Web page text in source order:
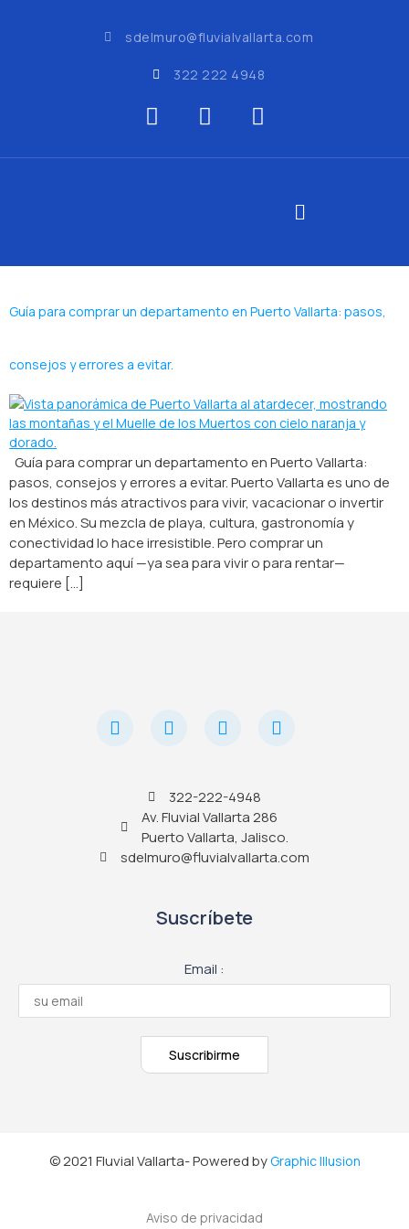
sdelmuro@fluvialvallarta.com
322 222 4948
Guía para comprar un departamento en Puerto Vallarta: pasos,
consejos y errores a evitar.
Guía para comprar un departamento en Puerto Vallarta:
pasos, consejos y errores a evitar. Puerto Vallarta es uno de
los destinos más atractivos para vivir, vacacionar o invertir
en México. Su mezcla de playa, cultura, gastronomía y
conectividad lo hace irresistible. Pero comprar un
departamento aquí —ya sea para vivir o para rentar—
requiere […]
322-222-4948
Av. Fluvial Vallarta 286
Puerto Vallarta, Jalisco.
sdelmuro@fluvialvallarta.com
Suscríbete
Email :
© 2021 Fluvial Vallarta- Powered byGraphic Illusion
Aviso de privacidad